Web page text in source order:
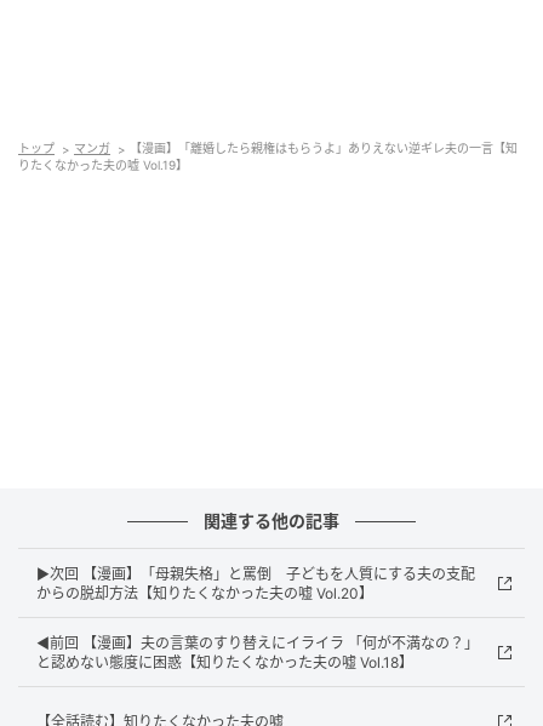
トップ マンガ
【漫画】「離婚したら親権はもらうよ」ありえない逆ギレ夫の一言【知
りたくなかった夫の嘘 Vol.19】
関連する他の記事
▶次回 【漫画】「母親失格」と罵倒 子どもを人質にする夫の支配
からの脱却方法【知りたくなかった夫の嘘 Vol.20】
◀前回 【漫画】夫の言葉のすり替えにイライラ 「何が不満なの？」
と認めない態度に困惑【知りたくなかった夫の嘘 Vol.18】
【全話読む】知りたくなかった夫の嘘